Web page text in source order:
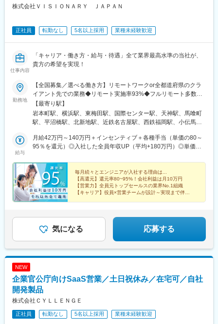
野駅、小平駅、立川駅、日本橋駅(東京都)、吉祥寺駅、多摩センタ
五井駅、千葉駅、流山おおたかの森駅、八千代台駅、習志野駅、
駅、横浜駅、相模原駅、川崎駅、平塚駅、茅ケ崎駅、大和駅(神奈
川県)、本厚木駅、小田原駅、鎌倉駅、秦野駅、座間駅、伊勢原
田駅(長野県)、豊科駅、中野松川駅、飯山駅、須坂駅、広丘駅、甲
府駅、竜王駅、石和温泉駅、富士山駅、山梨市駅、都留市駅、韮
崎駅、大月駅、富山駅、越中中川駅、砺波駅、黒部駅、魚津駅、
滑川駅、金沢駅、福井駅(福井県)、敦賀駅、浜松駅、静岡駅、富士
駅、沼津駅、磐田駅、藤枝駅、岡崎駅、豊橋駅、名古屋駅、刈谷
市駅、名鉄一宮駅、三河安城駅、岐阜駅、各務ケ原駅、多治見
駅、可児駅、四日市駅、津駅、名張駅、布施駅、豊中駅、吹田駅
(東海道本線)、梅田駅(地下鉄)、茨木駅、京都駅、宇治駅(奈良
線)、尼崎駅(東海道本線)、明石駅、神戸駅(兵庫県)、宝塚駅、伊丹
駅(阪急線)、芦屋駅(東海道本線)、大津駅、草津駅(滋賀県)、彦根
駅、八日市駅、倉敷市駅、岡山駅、津山駅、広島駅、福山駅、呉
駅、西条駅(広島県)、尾道駅、下関駅、山口駅(山口県)、宇部駅、
鳥取駅、米子駅、境港駅、松江駅、出雲市駅、高知駅、古津賀
駅、筑紫駅、天神駅、大分駅、別府駅(大分県)、中津駅(大分県)、
宮崎駅、延岡駅、都城駅、鹿児島駅、熊本駅、佐賀駅、長崎駅(長
崎県)、佐世保駅、那覇空港駅(鉄道)、秋葉原駅、高田馬場駅、綾
瀬駅、豊田駅、溝の口駅、なんば駅(地下鉄)、心斎橋駅、天王寺
駅、金山駅(愛知県)、伏見駅(愛知県)、博多駅、中洲川端駅、山科
ぽろ駅、函館駅前駅、津軽五所川原駅、田茂山駅、あおば通駅、
曽根田駅、鷹巣駅、工機前駅、佐貫駅、宇都宮駅東口駅、今市
駅、中央前橋駅、西桐生駅、北朝霞駅、池ノ上駅、蓮沼駅、西葛
西駅、牛田駅(東京都)、板橋区役所前駅、京王八王子駅、北品川
駅、赤羽岩淵駅、新宿駅(東京メトロ)、東池袋駅、不動前駅、住吉
駅(東京都)、六本木一丁目駅、布田駅、稲荷町駅(東京都)、立川北
株式会社ＶＩＳＩＯＮＡＲＹ ＪＡＰＡＮ
正社員 転勤なし 5名以上採用 業種未経験歓迎
仕事内容
「キャリア・働き方・給与・待遇」全て業界最高水準の当社が、
貴方の希望を実現！
勤務地
【全国募集／選べる働き方】リモートワークor全都道府県のクラ
イアント先での業務◆リモート実施率93%◆フルリモート多数◆
リモート／出社の頻度も自分で選べる◆転居を伴う転勤なし◆UI
ターン歓迎（東京から沖縄へ移住したメンバーも）※希望や居住地
を考慮し決定します★全国で積極的に採用中勤務地やリモートの
も視野に入れています（現在全国5拠点）本社／東京都千代田区岩
本町2-11-9 IT2 5階横浜支社／神奈川県横浜市西区北幸2丁目10-
第3ビル29階名古屋支社／愛知県名古屋市中村区名駅3-4-10アル
ティメイト名駅1st2階福岡支社／福岡県福岡市中央区天神4-6-28
天神ファーストビル7階
【最寄り駅】
岩本町駅、横浜駅、東梅田駅、国際センター駅、天神駅、馬喰町
駅、平沼橋駅、北新地駅、近鉄名古屋駅、西鉄福岡駅、小伝馬町
給与
月給42万円～140万円＋インセンティブ＋各種手当（単価の80～
95％を還元）◎入社した全員年収UP（平均+180万円）◎単価連
収640万円※スキル・経験・能力を考慮して決定します※固定残業
代（30時間分／93,750円～304,688円）を含む、超過分は別途支
給---------------★案件情報は全公開★案件の単価・契約内容・商
流・契約期間・評価制度も“全公開”しています。透明度の高い環境
で自由に案件を選ぶことができます！案件単価60万円 ⇒ 年収約
収約930万円---------------■社員の年収UP例◎570万円：25歳／
Java／詳細設計（入社後＋180万円UP）◎640万円：28歳／C#／
詳細設計（入社後＋185万円UP）◎770万円：31歳／JavaScript
／基本設計（入社後＋190万円UP）◎830万円：34歳／Java／要
件定義（入社後＋210万円UP）
毎月続々とエンジニアが入社する理由は...
【高還元】還元率80~95%！会社利益は月10万円
【営業力】全員元トップセールスの業界No.1組織
【キャリア】役員×営業チームが設計～実現まで伴走
気になる 応募する
NEW
企業官公庁向けSaaS営業／土日祝休み／在宅可／自社
開発製品
株式会社ＣＹＬＬＥＮＧＥ
正社員 転勤なし 5名以上採用 業種未経験歓迎